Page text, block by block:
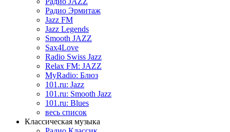
Радио Эрмитаж
Jazz FM
Jazz Legends
Smooth JAZZ
Sax4Love
Radio Swiss Jazz
Relax FM: JAZZ
MyRadio: Блюз
101.ru: Jazz
101.ru: Smooth Jazz
101.ru: Blues
весь список
Классическая музыка